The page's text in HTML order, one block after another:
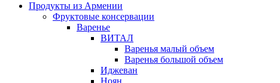
Продукты из Армении
Фруктовые консервации
Варенье
ВИТАЛ
Варенья малый объем
Варенья большой объем
Иджеван
Ноян